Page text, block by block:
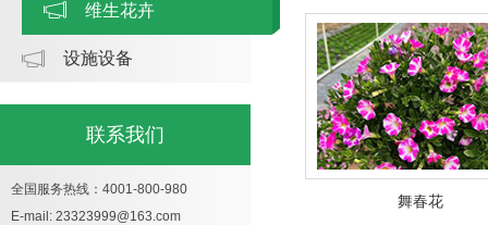
维生花卉
设施设备
联系我们
全国服务热线：4001-800-980
E-mail: 23323999@163.com
舞春花